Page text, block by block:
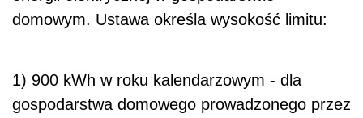
domowym. Ustawa określa wysokość limitu:
1) 900 kWh w roku kalendarzowym - dla
gospodarstwa domowego prowadzonego przez